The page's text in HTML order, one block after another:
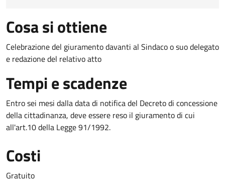
Cosa si ottiene
Celebrazione del giuramento davanti al Sindaco o suo delegato
e redazione del relativo atto
Tempi e scadenze
Entro sei mesi dalla data di notifica del Decreto di concessione
della cittadinanza, deve essere reso il giuramento di cui
all'art.10 della Legge 91/1992.
Costi
Gratuito